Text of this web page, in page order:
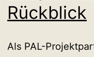
Rückblick
Als PAL-